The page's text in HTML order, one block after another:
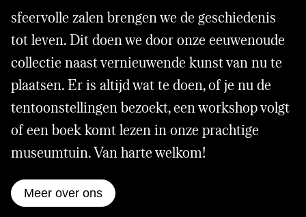
sfeervolle zalen brengen we de geschiedenis
tot leven. Dit doen we door onze eeuwenoude
collectie naast vernieuwende kunst van nu te
plaatsen. Er is altijd wat te doen, of je nu de
tentoonstellingen bezoekt, een workshop volgt
of een boek komt lezen in onze prachtige
museumtuin. Van harte welkom!
Meer over ons